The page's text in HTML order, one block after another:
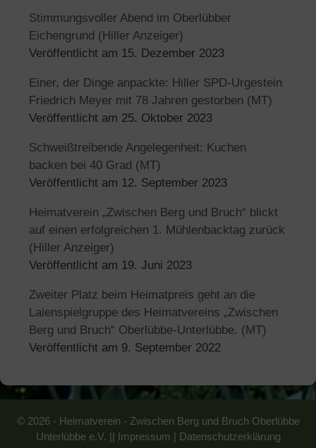
Stimmungsvoller Abend im Oberlübber
Eichengrund (Hiller Anzeiger)
Veröffentlicht am 15. Dezember 2023
Einer, der Dinge anpackte: Hiller SPD-Urgestein
Friedrich Meyer mit 78 Jahren gestorben (MT)
Veröffentlicht am 25. Oktober 2023
Schweißtreibende Angelegenheit: Kuchen
backen bei 40 Grad (MT)
Veröffentlicht am 12. September 2023
Heimatverein „Zwischen Berg und Bruch“ blickt
auf einen erfolgreichen 1. Mühlenbacktag zurück
(Hiller Anzeiger)
Veröffentlicht am 19. Juni 2023
Zweiter Platz beim Heimatpreis geht an die
Laienspielgruppe des Heimatvereins „Zwischen
Berg und Bruch“ Oberlübbe-Unterlübbe. (MT)
Veröffentlicht am 9. September 2022
© 2026 - Heimatverein - Zwischen Berg und Bruch Oberlübbe
Unterlübbe e.V. || Impressum | Datenschutzerklärung